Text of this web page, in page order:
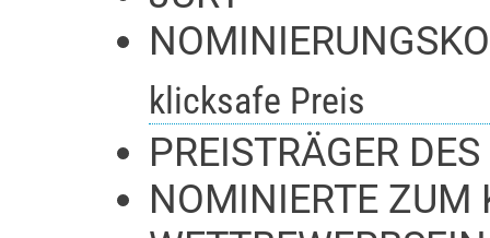
klicksafe Preis
PREISTRÄGER
NOMINIERTE ZUM